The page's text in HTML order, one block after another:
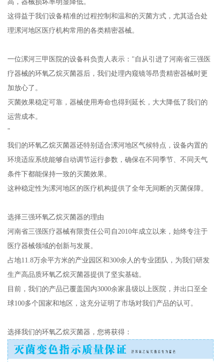
这得益于我们设备精准的过程控制和温和的灭菌方式，尤其适合处
理漯河地区医疗机构常用的各类精密器械。
一位漯河三甲医院的设备科负责人表示："自从引进了河南省三强医
疗器械的环氧乙烷灭菌器后，我们处理内窥镜等昂贵精密器械时更
加放心了。
灭菌效果稳定可靠，器械使用寿命也得到延长，大大降低了我们的
运营成本。
"
我们的环氧乙烷灭菌器还特别适合漯河地区气候特点，设备内置的
环境适应系统能够自动调节运行参数，确保在不同季节、不同天气
条件下都能保持一致的灭菌效果。
这种稳定性为漯河地区的医疗机构提供了全年无间断的灭菌保障。
选择三强环氧乙烷灭菌器的理由
河南省三强医疗器械有限责任公司自2010年成立以来，始终专注于
医疗器械领域的创新与发展。
占地11.8万余平方米的产业园区和300余人的专业团队，为我们研发
生产高品质环氧乙烷灭菌器提供了坚实基础。
目前，我们的产品已覆盖国内3000余家县级以上医院，并出口至全
球100多个国家和地区，这充分证明了市场对我们产品的认可。
选择我们的环氧乙烷灭菌器，您将获得：